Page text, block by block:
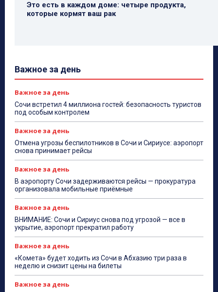
Это есть в каждом доме: четыре продукта,
которые кормят ваш рак
Важное за день
Важное за день
Сочи встретил 4 миллиона гостей: безопасность туристов
под особым контролем
Важное за день
Отмена угрозы беспилотников в Сочи и Сириусе: аэропорт
снова принимает рейсы
Важное за день
В аэропорту Сочи задерживаются рейсы — прокуратура
организовала мобильные приёмные
Важное за день
ВНИМАНИЕ: Сочи и Сириус снова под угрозой — все в
укрытие, аэропорт прекратил работу
Важное за день
«Комета» будет ходить из Сочи в Абхазию три раза в
неделю и снизит цены на билеты
Важное за день